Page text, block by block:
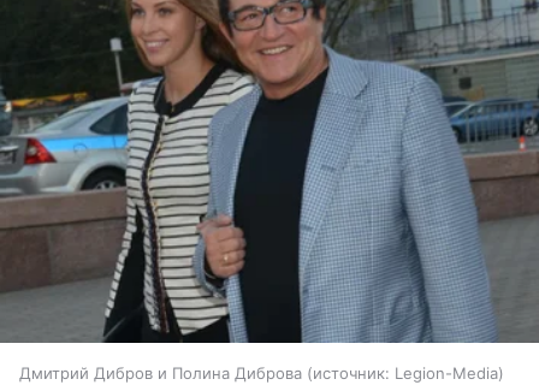
Дмитрий Дибров и Полина Диброва источник: Legion-Media